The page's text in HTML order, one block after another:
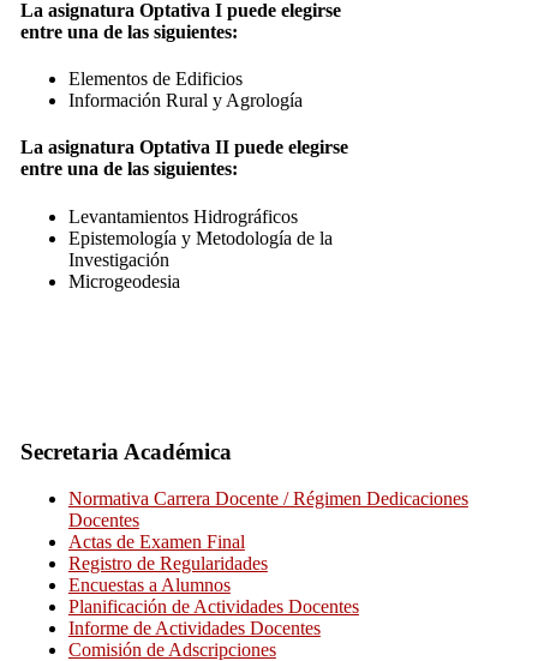
La asignatura Optativa I puede elegirse
entre una de las siguientes:
Elementos de Edificios
Información Rural y Agrología
La asignatura Optativa II puede elegirse
entre una de las siguientes:
Levantamientos Hidrográficos
Epistemología y Metodología de la
Investigación
Microgeodesia
Secretaria Académica
Normativa Carrera Docente / Régimen Dedicaciones
Docentes
Actas de Examen Final
Registro de Regularidades
Encuestas a Alumnos
Planificación de Actividades Docentes
Informe de Actividades Docentes
Comisión de Adscripciones